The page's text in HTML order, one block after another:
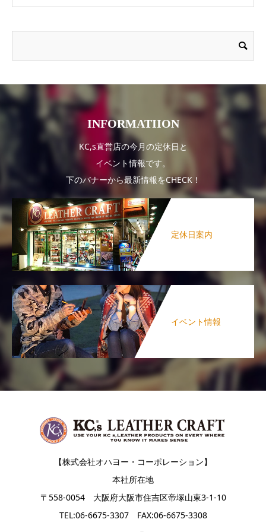
INFORMATIION
KC,s直営店の今月の定休日と
イベント情報です。
下のバナーから最新情報をCHECK！
定休日案内
イベント情報
【株式会社オハヨー・コーポレーション】
本社所在地
〒558-0054 大阪府大阪市住吉区帝塚山東3-1-10
TEL:06-6675-3307 FAX:06-6675-3308